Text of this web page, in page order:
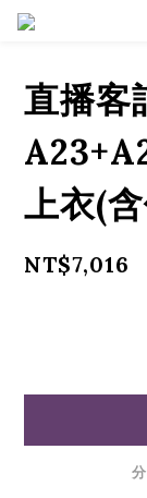
直播客
上衣(
NT$7,016